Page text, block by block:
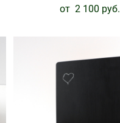
от 2 100 pуб.